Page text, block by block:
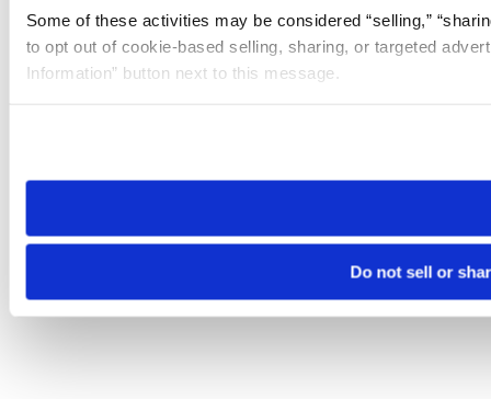
Some of these activities may be considered “selling,”
to opt out of cookie-based selling, sharing, or targeted
Information” button next to this message.
need to be set again.
Do not sell or